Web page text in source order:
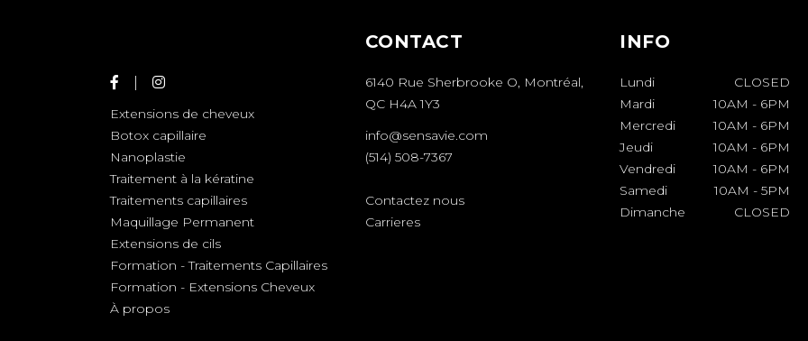
Extensions de cheveux
Botox capillaire
Nanoplastie
Traitement à la kératine
Traitements capillaires
Maquillage Permanent
Extensions de cils
Formation - Traitements Capillaires
Formation - Extensions Cheveux
À propos
CONTACT
6140 Rue Sherbrooke O, Montréal,
QC H4A 1Y3
info@sensavie.com
(514) 508-7367
Contactez nous
Carrieres
INFO
Lundi
CLOSED
Mardi
10AM - 6PM
Mercredi
10AM - 6PM
Jeudi
10AM - 6PM
Vendredi
10AM - 6PM
Samedi
10AM - 5PM
Dimanche
CLOSED